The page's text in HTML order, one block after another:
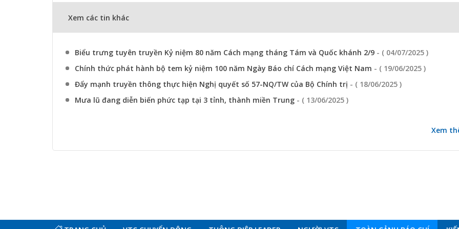
Xem các tin khác
Biểu trưng tuyên truyền Kỷ niệm 80 năm Cách mạng tháng Tám và Quốc khánh 2/9 - ( 04/07/2025 )
Chính thức phát hành bộ tem kỷ niệm 100 năm Ngày Báo chí Cách mạng Việt Nam - ( 19/06/2025 )
Đẩy mạnh truyền thông thực hiện Nghị quyết số 57-NQ/TW của Bộ Chính trị - ( 18/06/2025 )
Mưa lũ đang diễn biến phức tạp tại 3 tỉnh, thành miền Trung - ( 13/06/2025 )
Xem